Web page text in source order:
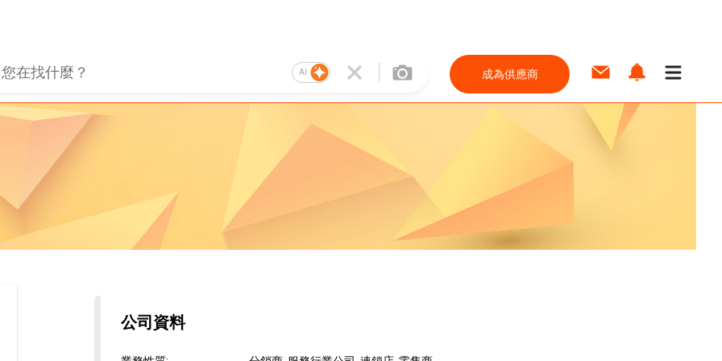
AI 成為供應商
公司資料